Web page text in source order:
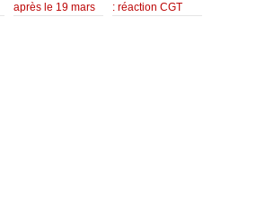
après le 19 mars
: réaction CGT